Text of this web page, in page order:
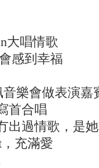
大唱情歌
感到幸福
樂會做表演
首合唱
出過情歌，是
充滿愛